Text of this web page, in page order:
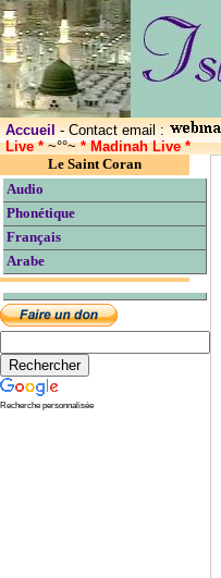
Accueil- Contact email :
Live *~°°~* Madinah Live *
Le Saint Coran
Audio
Phonétique
Français
Arabe
Recherche personnalisée